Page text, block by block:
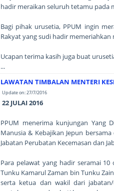
hadir meraikan seluruh tetamu pada
Bagi pihak urusetia, PPUM ingin
Rakyat yang sudi hadir memeriahkan
Ucapan terima kasih juga buat
...
LAWATAN TIMBALAN MENTERI
Update on: 27/7/2016
22 JULAI 2016
PPUM menerima kunjungan Yang
Manusia & Kebajikan Jepun
Jabatan Perubatan Kecemasan dan
Para pelawat yang hadir seramai
Tunku Kamarul Zaman bin Tunku
serta ketua dan wakil dari